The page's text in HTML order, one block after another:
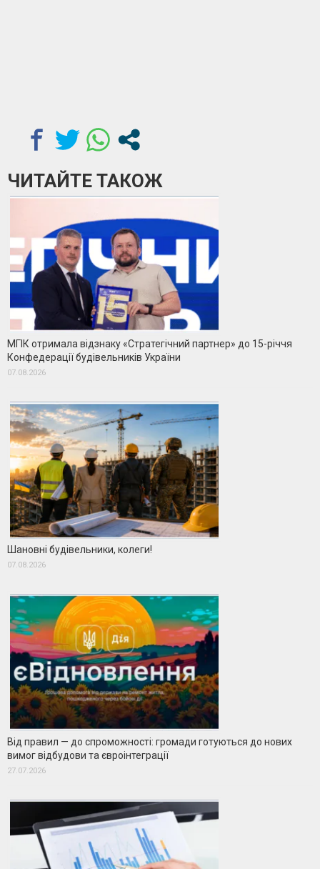
ЧИТАЙТЕ ТАКОЖ
МГІК отримала відзнаку «Стратегічний партнер» до 15-річчя
Конфедерації будівельників України
07.08.2026
Шановні будівельники, колеги!
07.08.2026
Від правил — до спроможності: громади готуються до нових
вимог відбудови та євроінтеграції
27.07.2026